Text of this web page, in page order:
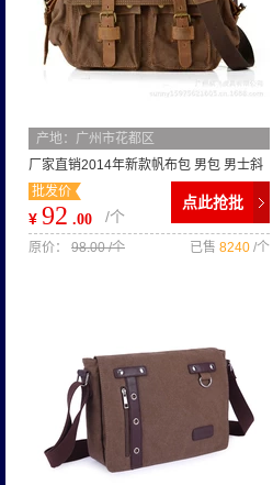
产地：广州市花都区
厂家直销2014年新款帆布包 男包 男士斜
挎电脑包复古布包批发2138
批发价
¥ 92 .00 /个
点此抢批
已售 8240 /个
原价： 98.00 /个